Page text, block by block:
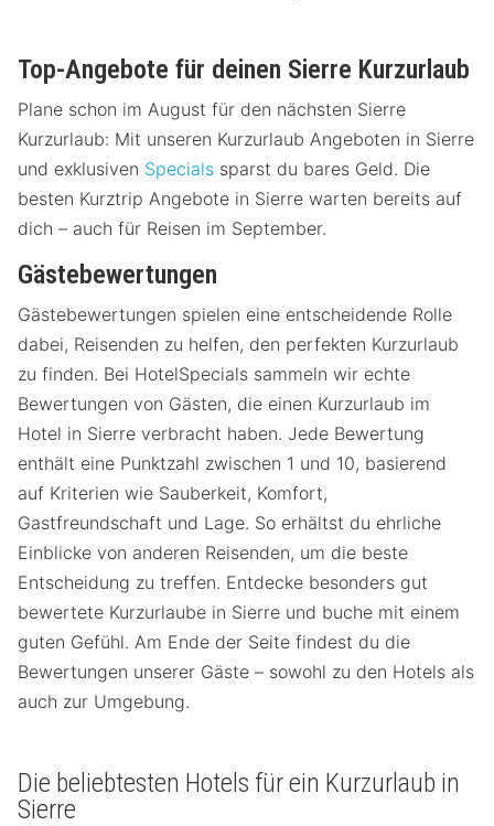
Top-Angebote für deinen Sierre Kurzurlaub
Plane schon im August für den nächsten Sierre
Kurzurlaub: Mit unseren Kurzurlaub Angeboten in Sierre
und exklusiven Specials sparst du bares Geld. Die
besten Kurztrip Angebote in Sierre warten bereits auf
dich – auch für Reisen im September.
Gästebewertungen
Gästebewertungen spielen eine entscheidende Rolle
dabei, Reisenden zu helfen, den perfekten Kurzurlaub
zu finden. Bei HotelSpecials sammeln wir echte
Bewertungen von Gästen, die einen Kurzurlaub im
Hotel in Sierre verbracht haben. Jede Bewertung
enthält eine Punktzahl zwischen 1 und 10, basierend
auf Kriterien wie Sauberkeit, Komfort,
Gastfreundschaft und Lage. So erhältst du ehrliche
Einblicke von anderen Reisenden, um die beste
Entscheidung zu treffen. Entdecke besonders gut
bewertete Kurzurlaube in Sierre und buche mit einem
guten Gefühl. Am Ende der Seite findest du die
Bewertungen unserer Gäste – sowohl zu den Hotels als
auch zur Umgebung.
Die beliebtesten Hotels für ein Kurzurlaub in
Sierre